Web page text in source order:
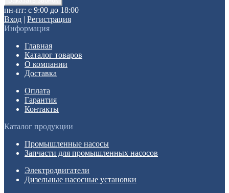
пн-пт: с 9:00 до 18:00
Вход | Регистрация
Информация
Главная
Каталог товаров
О компании
Доставка
Оплата
Гарантия
Контакты
Каталог продукции
Промышленные насосы
Запчасти для промышленных насосов
Электродвигатели
Дизельные насосные установки